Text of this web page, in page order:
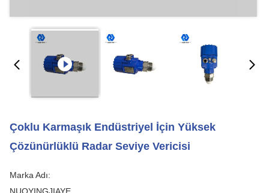
Çoklu Karmaşık Endüstriyel İçin Yüksek
Çözünürlüklü Radar Seviye Vericisi
Marka Adı: